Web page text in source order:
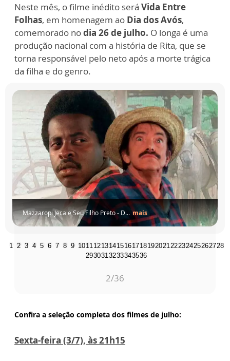
Neste mês, o filme inédito será Vida Entre
Folhas, em homenagem ao Dia dos Avós,
comemorado nodia 26 de julho. O longa é uma
produção nacional com a história de Rita, que se
torna responsável pelo neto após a morte trágica
da filha e do genro.
Mazzaropi
O
Grande
Xerife
-
Divulgação
mais
1 2 3 4 5 6 7 8 9 1011 12131415161718192021 22232425262728
293031 3233343536
3/36
Confira a seleção completa dos filmes de julho:
Sexta-feira (3/7), às 21h15